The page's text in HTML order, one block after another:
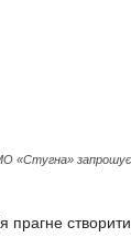
«Стугна»
прагне